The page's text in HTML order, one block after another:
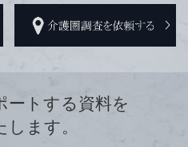
ートする資料を
ます。